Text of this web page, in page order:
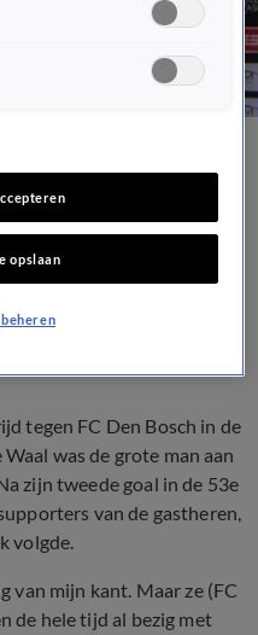
na
had ik
tegen FC Den Bosch in de
was de grote man aan
zijn tweede goal in de 53e
van de gastheren,
volgde.
van mijn kant. Maar ze (FC
de hele tijd al bezig met
opslaan